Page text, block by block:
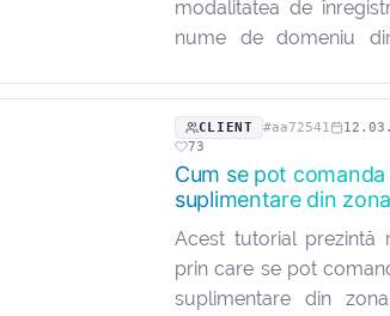
modalitatea de
nume de domeniu
simplu, cu doar
urmat. Se
efectuat deja logarea
client…
CLIENT #aa72541
73
Cum se pot
suplimentare din
Acest tutorial prezintă
prin care se pot
suplimentare din